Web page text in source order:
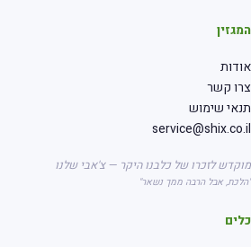
המגזין
אודות
צרו קשר
תנאי שימוש
service@shix.co.il
מוקדש לזכרו של כלבנו היקר — צ'אבי שלנו
"הלכת, אבל הרבה ממך נשאר"
כלים